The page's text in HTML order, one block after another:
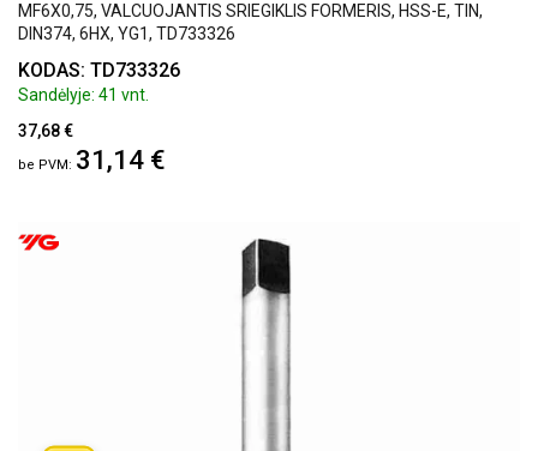
MF6X0,75, VALCUOJANTIS SRIEGIKLIS FORMERIS, HSS-E, TIN,
DIN374, 6HX, YG1, TD733326
KODAS: TD733326
Sandėlyje: 41 vnt.
37,68 €
31,14 €